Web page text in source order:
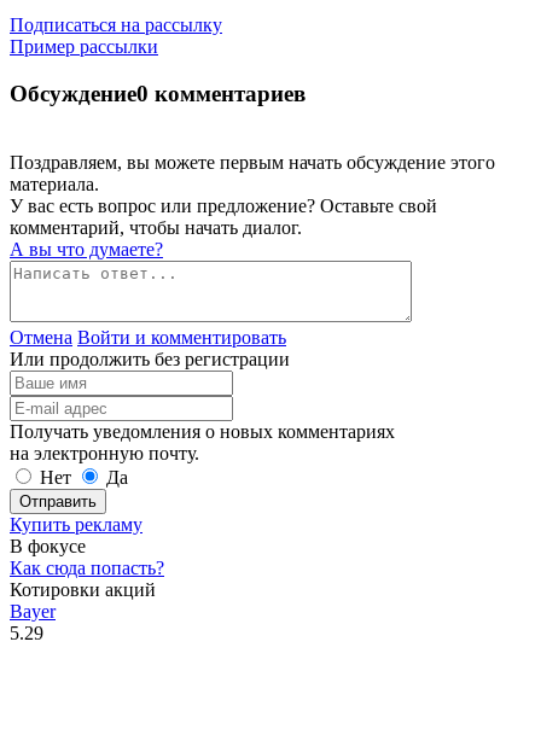
Подписаться на рассылку
Пример рассылки
Обсуждение0 комментариев
Поздравляем, вы можете первым начать обсуждение этого
материала.
У вас есть вопрос или предложение? Оставьте свой
комментарий, чтобы начать диалог.
А вы что думаете?
Отмена Войти и комментировать
Или продолжить без регистрации
Получать уведомления о новых комментариях
на электронную почту.
Нет
Да
Отправить
Купить рекламу
В фокусе
Как сюда попасть?
Котировки акций
Bayer
5.29